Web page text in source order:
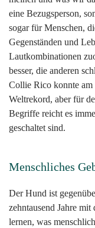
eine Bezugsperson,
sogar für Menschen,
Gegenständen und
Lautkombinationen
besser, die anderen
Collie Rico konnte am
Weltrekord, aber für
Begriffe reicht es
geschaltet sind.
Menschliches
Der Hund ist
zehntausend Jahre
lernen, was